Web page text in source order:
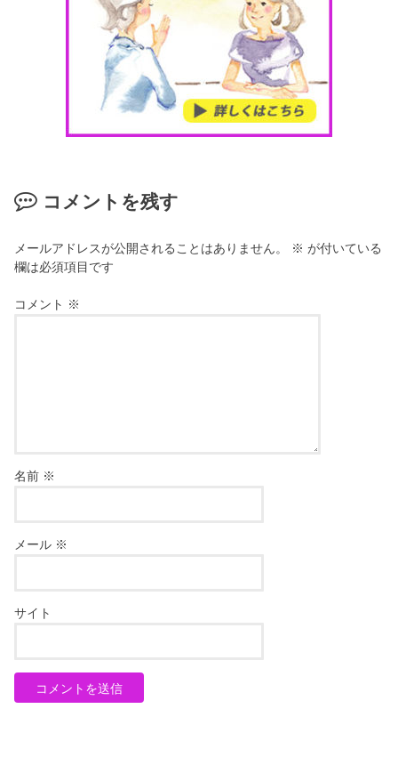
コメントを残す
メールアドレスが公開されることはありません。 ※ が付いている
欄は必須項目です
コメント ※
名前 ※
メール ※
サイト